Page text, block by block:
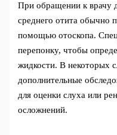
При обращении к врачу
среднего отита обычно
помощью отоскопа.
перепонку, чтобы
жидкости. В некоторых
дополнительные
для оценки слуха или
осложнений.